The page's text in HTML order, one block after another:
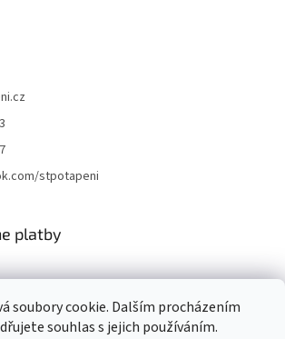
soubory cookie. Dalším procházením
souhlas s jejich používáním.
stpotapeni
platby